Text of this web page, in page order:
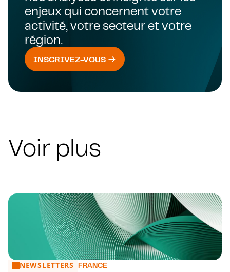
enjeux qui concernent votre
activité, votre secteur et votre
région.
INSCRIVEZ-VOUS
Voir plus
Newsletter Afrique | Mai 2026
NEWSLETTERS FRANCE